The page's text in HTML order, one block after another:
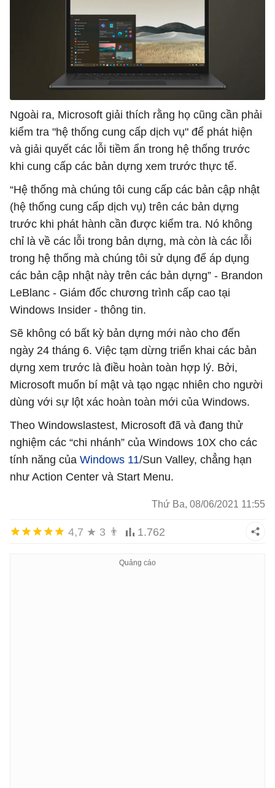
Ngoài ra, Microsoft giải thích rằng họ cũng cần phải
kiểm tra "hệ thống cung cấp dịch vụ" để phát hiện
và giải quyết các lỗi tiềm ẩn trong hệ thống trước
khi cung cấp các bản dựng xem trước thực tế.
“Hệ thống mà chúng tôi cung cấp các bản cập nhật
(hệ thống cung cấp dịch vụ) trên các bản dựng
trước khi phát hành cần được kiểm tra. Nó không
chỉ là về các lỗi trong bản dựng, mà còn là các lỗi
trong hệ thống mà chúng tôi sử dụng để áp dụng
các bản cập nhật này trên các bản dựng” - Brandon
LeBlanc - Giám đốc chương trình cấp cao tại
Windows Insider - thông tin.
Sẽ không có bất kỳ bản dựng mới nào cho đến
ngày 24 tháng 6. Việc tạm dừng triển khai các bản
dựng xem trước là điều hoàn toàn hợp lý. Bởi,
Microsoft muốn bí mật và tạo ngạc nhiên cho người
dùng với sự lột xác hoàn toàn mới của Windows.
Theo Windowslastest, Microsoft đã và đang thử
nghiệm các “chi nhánh” của Windows 10X cho các
tính năng của Windows 11/Sun Valley, chẳng hạn
như Action Center và Start Menu.
Thứ Ba, 08/06/2021 11:55
4,7 ★ 3 👨 1.762